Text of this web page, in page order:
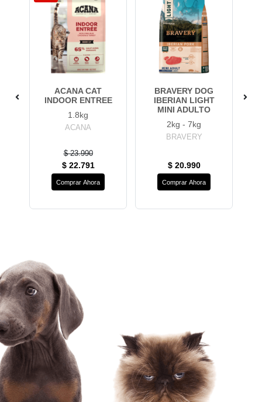
ACANA CAT
INDOOR ENTREE
1.8kg
ACANA
$ 23.990
$ 22.791
Comprar Ahora
BRAVERY DOG
IBERIAN LIGHT
MINI ADULTO
2kg - 7kg
BRAVERY
$ 20.990
Comprar Ahora